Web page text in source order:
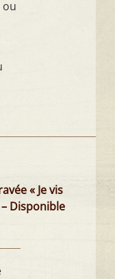
« Je vis
Disponible